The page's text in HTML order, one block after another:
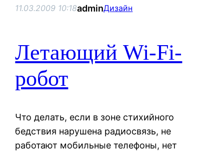
11.03.2009 10:18adminДизайн
Летающий Wi-Fi-
робот
Что делать, если в зоне стихийного
бедствия нарушена радиосвязь, не
работают мобильные телефоны, нет